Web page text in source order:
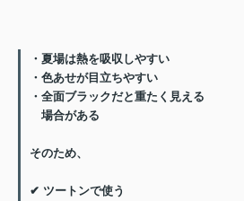
・夏場は熱を吸収しやすい
・色あせが目立ちやすい
・全面ブラックだと重たく見える
場合がある
そのため、
✔ ツートンで使う